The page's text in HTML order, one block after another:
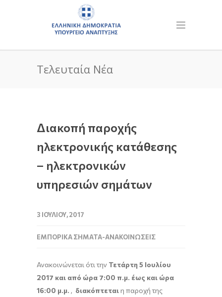
Τελευταία Νέα
Διακοπή παροχής
ηλεκτρονικής κατάθεσης
– ηλεκτρονικών
υπηρεσιών σημάτων
3 ΙΟΥΛΊΟΥ, 2017
ΕΜΠΟΡΙΚΆ ΣΉΜΑΤΑ-ΑΝΑΚΟΙΝΏΣΕΙΣ
Ανακοινώνεται ότι την Τετάρτη 5 Ιουλίου
2017 και από ώρα 7:00 π.μ. έως και ώρα
16:00 μ.μ. , διακόπτεταιη παροχή της